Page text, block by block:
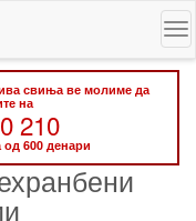
свиња ве молиме да
на
210
600 денари